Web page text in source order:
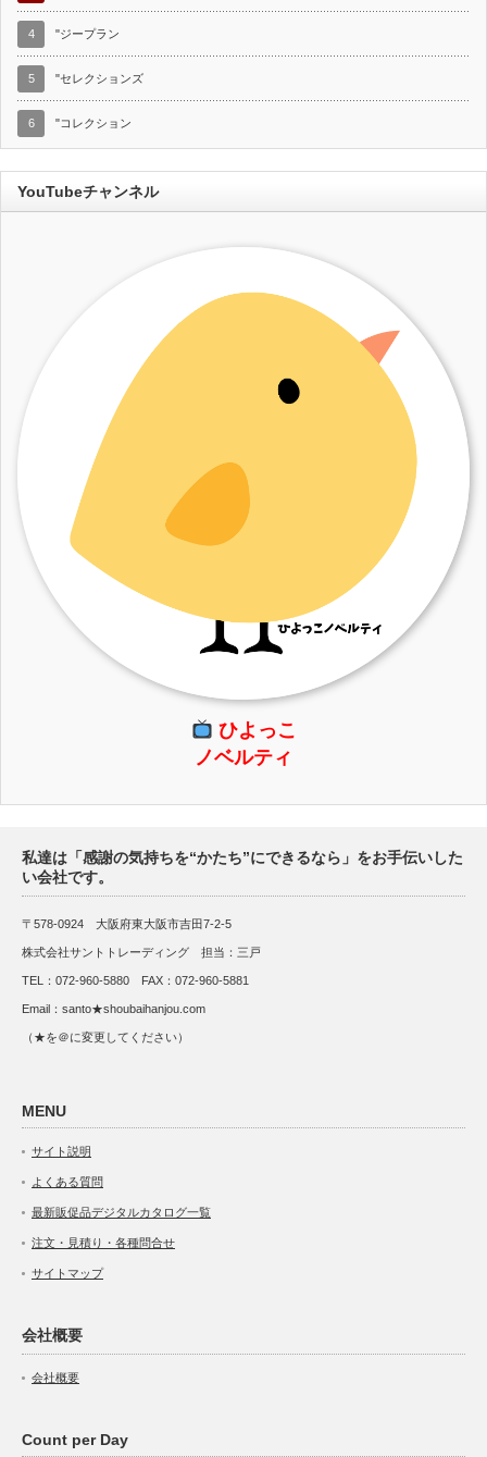
4 "ジープラン
5 "セレクションズ
6 "コレクション
YouTubeチャンネル
ひよっこ
ノベルティ
私達は「感謝の気持ちを“かたち”にできるなら」をお手伝いした
い会社です。
〒578-0924 大阪府東大阪市吉田7-2-5
株式会社サントトレーディング 担当：三戸
TEL：072-960-5880 FAX：072-960-5881
Email：santo★shoubaihanjou.com
（★を＠に変更してください）
MENU
サイト説明
よくある質問
最新販促品デジタルカタログ一覧
注文・見積り・各種問合せ
サイトマップ
会社概要
会社概要
Count per Day